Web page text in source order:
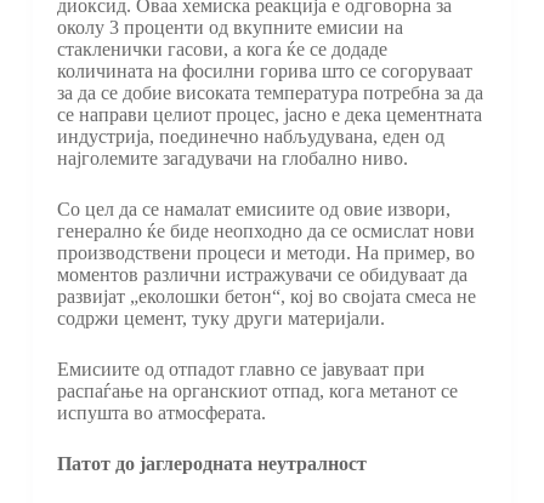
диоксид. Оваа хемиска реакција е одговорна за
околу 3 проценти од вкупните емисии на
стакленички гасови, а кога ќе се додаде
количината на фосилни горива што се согоруваат
за да се добие високата температура потребна за да
се направи целиот процес, јасно е дека цементната
индустрија, поединечно набљудувана, еден од
најголемите загадувачи на глобално ниво.
Со цел да се намалат емисиите од овие извори,
генерално ќе биде неопходно да се осмислат нови
производствени процеси и методи. На пример, во
моментов различни истражувачи се обидуваат да
развијат „еколошки бетон“, кој во својата смеса не
содржи цемент, туку други материјали.
Емисиите од отпадот главно се јавуваат при
распаѓање на органскиот отпад, кога метанот се
испушта во атмосферата.
Патот до јаглеродната неутралност